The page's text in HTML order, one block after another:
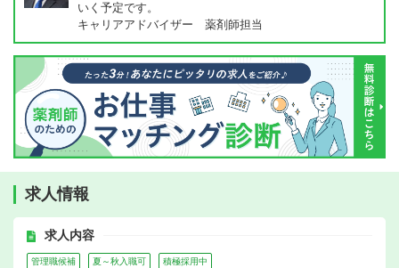
いく予定です。
キャリアアドバイザー 薬剤師担当
求人情報
求人内容
管理職候補 夏～秋入職可 積極採用中